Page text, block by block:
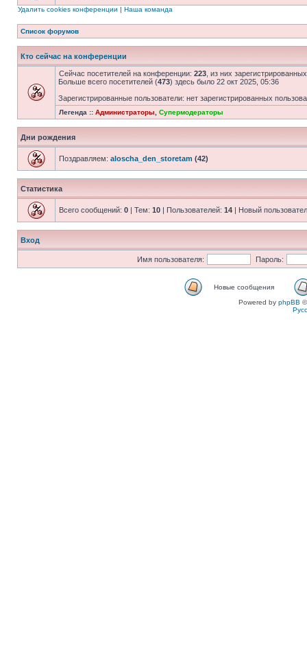
Удалить cookies конференции | Наша команда
Список форумов
Кто сейчас на конференции
Сейчас посетителей на конференции: 223 , из них
Больше всего посетителей (473) здесь было 22 окт 2025, 05:36
Зарегистрированные пользователи: нет зарегистрированных
Легенда :: Администраторы Супермодераторы
Дни рождения
Поздравляем: aloscha_den_storetam (42)
Статистика
Всего сообщений: 0 | Тем: 10 | Пользователей: 14 | Новый
Вход
Имя пользователя: Пароль:
Новые сообщения
Powered by phpBB